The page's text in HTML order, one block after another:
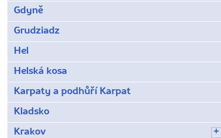
Gdyně
Grudziadz
Hel
Helská kosa
Karpaty a podhůří Karpat
Kladsko
Krakov